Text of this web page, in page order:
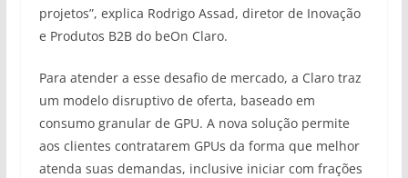
projetos”, explica Rodrigo Assad, diretor de Inovação
e Produtos B2B do beOn Claro.
Para atender a esse desafio de mercado, a Claro traz
um modelo disruptivo de oferta, baseado em
consumo granular de GPU. A nova solução permite
aos clientes contratarem GPUs da forma que melhor
atenda suas demandas, inclusive iniciar com frações